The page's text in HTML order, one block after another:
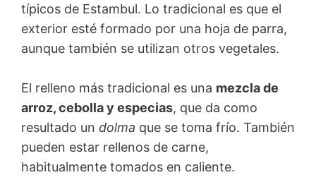
típicos de Estambul. Lo tradicional es que el
exterior esté formado por una hoja de parra,
aunque también se utilizan otros vegetales.
El relleno más tradicional es una mezcla de
arroz, cebolla y especias, que da como
resultado un dolma que se toma frío. También
pueden estar rellenos de carne,
habitualmente tomados en caliente.